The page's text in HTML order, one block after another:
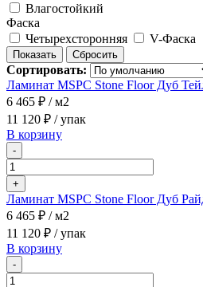
Влагостойкий
Фаска
Четырехсторонняя
V-Фаска
Сортировать:
Ламинат MSPC Stone Floor Дуб
6 465 ₽ / м2
11 120 ₽ / упак
В корзину
-
+
Ламинат MSPC Stone Floor Дуб
6 465 ₽ / м2
11 120 ₽ / упак
В корзину
-